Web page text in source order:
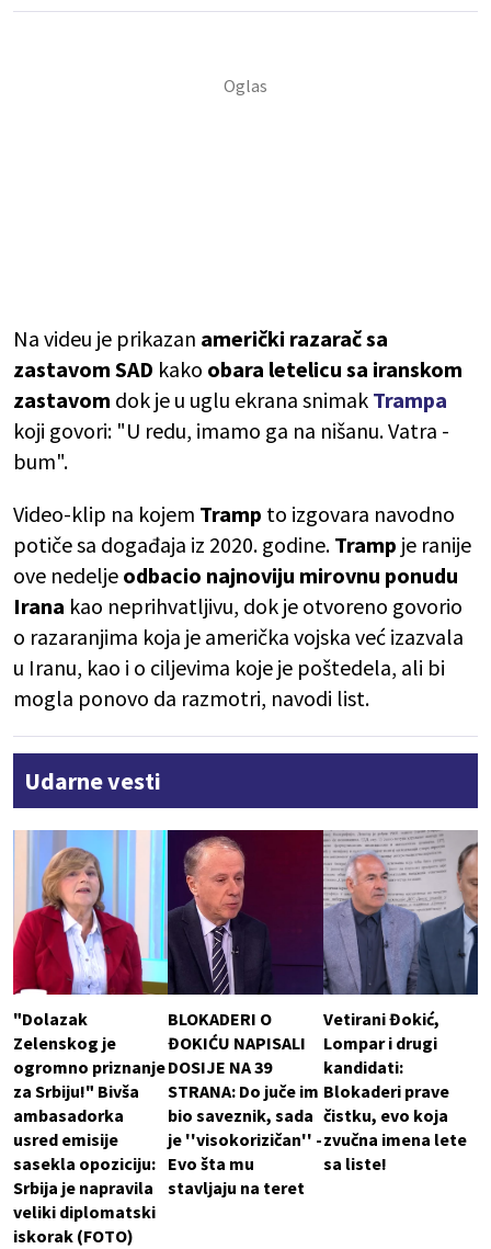
Na videu je prikazan američki razarač sa
zastavom SAD kako obara letelicu sa iranskom
zastavom dok je u uglu ekrana snimak Trampa
koji govori: "U redu, imamo ga na nišanu. Vatra -
bum".
Video-klip na kojem Tramp to izgovara navodno
potiče sa događaja iz 2020. godine. Tramp je ranije
ove nedelje odbacio najnoviju mirovnu ponudu
Irana kao neprihvatljivu, dok je otvoreno govorio
o razaranjima koja je američka vojska već izazvala
u Iranu, kao i o ciljevima koje je poštedela, ali bi
mogla ponovo da razmotri, navodi list.
Udarne vesti
"Dolazak
Zelenskog je
ogromno priznanje
za Srbiju!" Bivša
ambasadorka
usred emisije
sasekla opoziciju:
Srbija je napravila
veliki diplomatski
iskorak (FOTO)
BLOKADERI O
ĐOKIĆU NAPISALI
DOSIJE NA 39
STRANA: Do juče im
bio saveznik, sada
je ''visokorizičan'' -
Evo šta mu
stavljaju na teret
Vetirani Đokić,
Lompar i drugi
kandidati:
Blokaderi prave
čistku, evo koja
zvučna imena lete
sa liste!